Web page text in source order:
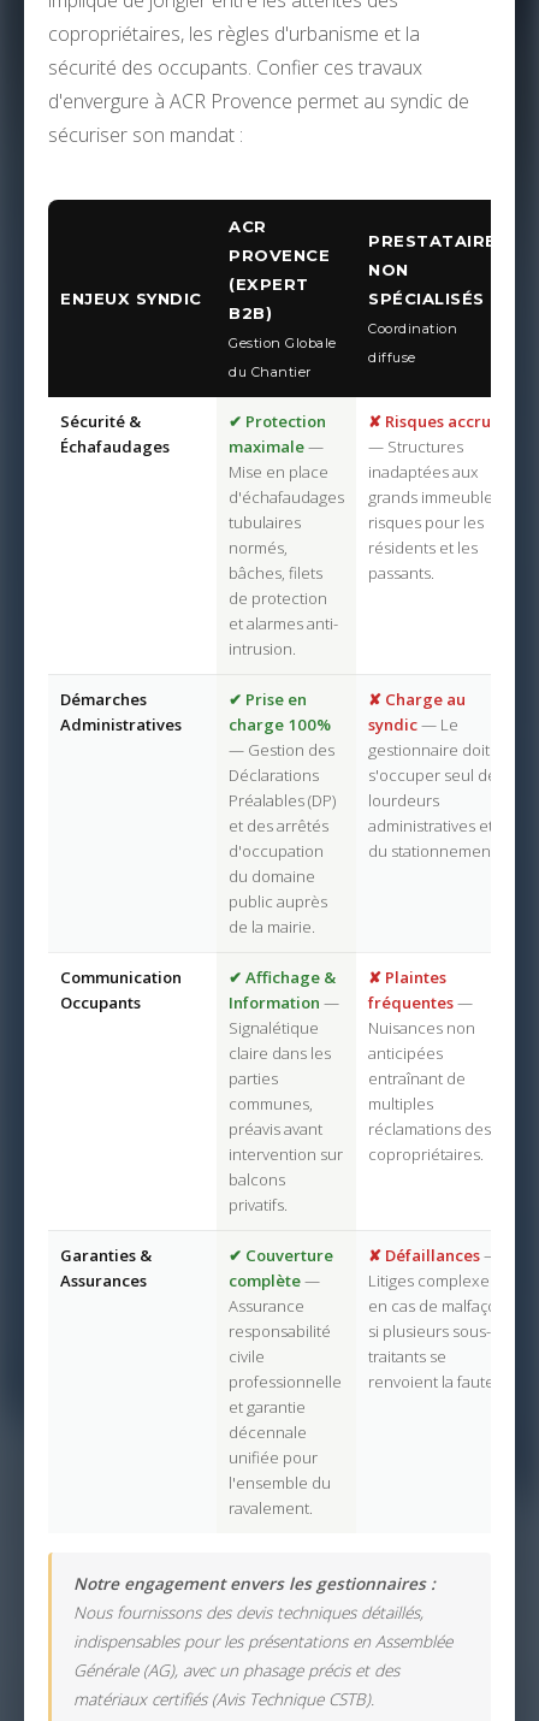
copropriétaires, les règles d'urbanisme et la
sécurité des occupants. Confier ces travaux
d'envergure à ACR Provence permet au syndic de
sécuriser son mandat :
ENJEUX SYNDIC
ACR
PROVENCE
(EXPERT
B2B)
Gestion Globale
du Chantier
PRESTATAIRES
NON
SPÉCIALISÉS
Coordination
diffuse
Sécurité &
Échafaudages
✔ Protection
maximale—
Mise en place
d'échafaudages
tubulaires
normés,
bâches, filets
de protection
et alarmes anti-
intrusion.
✘ Risques accrus
— Structures
inadaptées aux
grands immeubles,
risques pour les
résidents et les
passants.
Démarches
Administratives
✔ Prise en
charge 100%
— Gestion des
Déclarations
Préalables (DP)
et des arrêtés
d'occupation
du domaine
public auprès
de la mairie.
✘ Charge au
syndic— Le
gestionnaire doit
s'occuper seul des
lourdeurs
administratives et
du stationnement.
Communication
Occupants
✔ Affichage &
Information —
Signalétique
claire dans les
parties
communes,
préavis avant
intervention sur
balcons
privatifs.
✘ Plaintes
fréquentes—
Nuisances non
anticipées
entraînant de
multiples
réclamations des
copropriétaires.
Garanties &
Assurances
✔ Couverture
complète—
Assurance
responsabilité
civile
professionnelle
et garantie
décennale
unifiée pour
l'ensemble du
ravalement.
✘ Défaillances—
Litiges complexes
en cas de malfaçon
si plusieurs sous-
traitants se
renvoient la faute.
Notre engagement envers les gestionnaires :
Nous fournissons des devis techniques détaillés,
indispensables pour les présentations en Assemblée
Générale (AG), avec un phasage précis et des
matériaux certifiés (Avis Technique CSTB).